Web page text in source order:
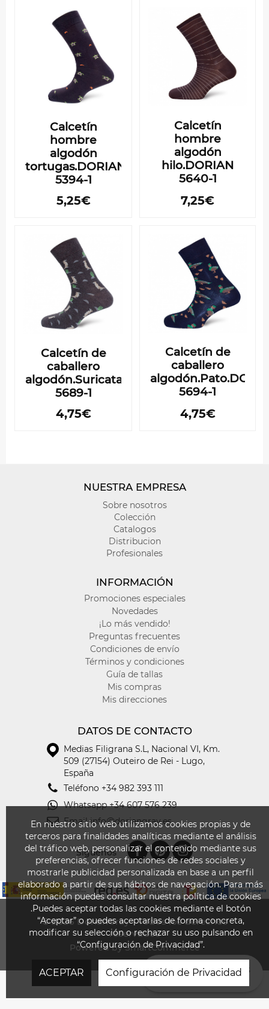
¿EN QUÉ PODEMOS
Calcetín
hombre
algodón
tortugas.DORIAN
5394-1
5,25€
Calcetín
hombre
algodón
hilo.DORIAN
5640-1
7,25€
Calcetín de
caballero
algodón.Suricatas. DORIAN
5689-1
4,75€
Calcetín de
caballero
5694-1
4,75€
En nuestro sitio web utilizamos cookies propias y de
terceros para finalidades analíticas mediante el análisis
del tráfico web, personalizar el contenido mediante sus
preferencias, ofrecer funciones de redes sociales y
mostrarle publicidad personalizada en base a un perfil
elaborado a partir de sus hábitos de navegación. Para más
información puedes consultar nuestra política de cookies
.Puedes aceptar todas las cookies mediante el botón
“Aceptar” o puedes aceptarlas de forma concreta,
modificar su selección o rechazar su uso pulsando en
“Configuración de Privacidad”.
ACEPTAR Configuración de Privacidad
NUESTRA EMPRESA
Sobre nosotros
Colección
Catalogos
Distribucion
Profesionales
INFORMACIÓN
Promociones especiales
Novedades
¡Lo más vendido!
Preguntas frecuentes
Condiciones de envío
Términos y condiciones
Guía de tallas
Mis compras
Mis direcciones
DATOS DE CONTACTO
Medias Filigrana S.L, Nacional VI, Km.
509 (27154) Outeiro de Rei - Lugo,
España
Teléfono +34 982 393 111
Whatsapp +34 607 576 239
Email info@doriangray.es
Síguenos
© 2026 DorianGray - Todos los derechos
reservados
Powered by SmartCommerce